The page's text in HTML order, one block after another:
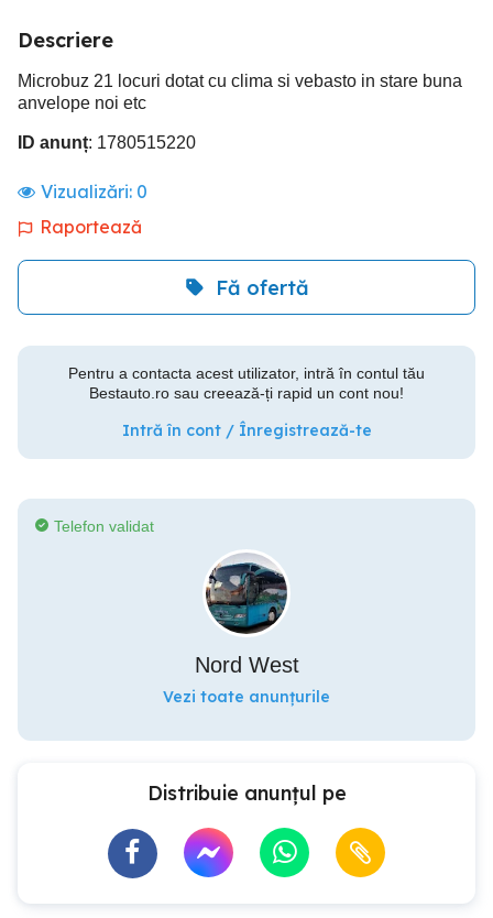
Descriere
Microbuz 21 locuri dotat cu clima si vebasto in stare buna
anvelope noi etc
ID anunț: 1780515220
Vizualizări: 0
Raportează
Fă ofertă
Pentru a contacta acest utilizator, intră în contul tău
Bestauto.ro sau creează-ți rapid un cont nou!
Intră în cont / Înregistrează-te
Telefon validat
Nord West
Vezi toate anunțurile
Distribuie anunțul pe